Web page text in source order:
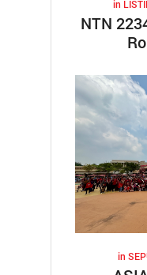
in
NTN
in